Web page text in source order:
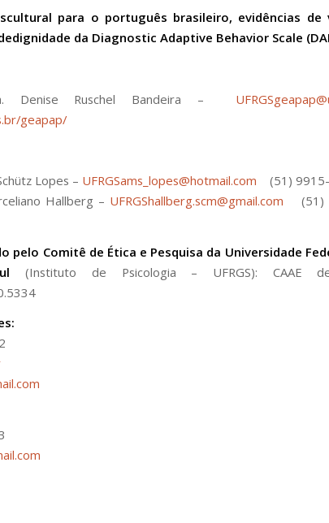
para o português brasileiro, evidências de
da Diagnostic Adaptive Behavior Scale
Denise Ruschel Bandeira –
geapap/
Lopes – UFRGSams_lopes@hotmail.com (51)
Hallberg – UFRGShallberg.scm@gmail.com (51)
pelo Comitê de Ética e Pesquisa da Universidade
(Instituto de Psicologia – UFRGS): CAAE